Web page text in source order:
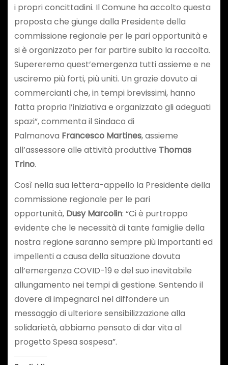
i propri concittadini. Il Comune ha accolto questa
proposta che giunge dalla Presidente della
commissione regionale per le pari opportunità e
si è organizzato per far partire subito la raccolta.
Supereremo quest’emergenza tutti assieme e ne
usciremo più forti, più uniti. Un grazie dovuto ai
commercianti che, in tempi brevissimi, hanno
fatta propria l’iniziativa e organizzato gli adeguati
spazi”, commenta il Sindaco di
Palmanova Francesco Martines, assieme
all’assessore alle attività produttive Thomas
Trino.
Così nella sua lettera-appello la Presidente della
commissione regionale per le pari
opportunità, Dusy Marcolin: “Ci è purtroppo
evidente che le necessità di tante famiglie della
nostra regione saranno sempre più importanti ed
impellenti a causa della situazione dovuta
all’emergenza COVID-19 e del suo inevitabile
allungamento nei tempi di gestione. Sentendo il
dovere di impegnarci nel diffondere un
messaggio di ulteriore sensibilizzazione alla
solidarietà, abbiamo pensato di dar vita al
progetto Spesa sospesa”.